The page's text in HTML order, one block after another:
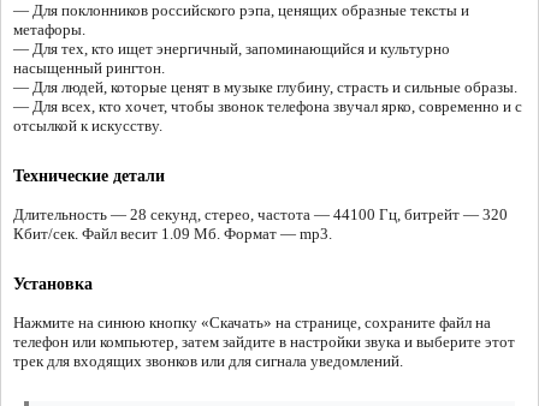
— Для поклонников российского рэпа, ценящих образные тексты и
метафоры.
— Для тех, кто ищет энергичный, запоминающийся и культурно
насыщенный рингтон.
— Для людей, которые ценят в музыке глубину, страсть и сильные образы.
— Для всех, кто хочет, чтобы звонок телефона звучал ярко, современно и с
отсылкой к искусству.
Технические детали
Длительность — 28 секунд, стерео, частота — 44100 Гц, битрейт — 320
Кбит/сек. Файл весит 1.09 Мб. Формат — mp3.
Установка
Нажмите на синюю кнопку «Скачать» на странице, сохраните файл на
телефон или компьютер, затем зайдите в настройки звука и выберите этот
трек для входящих звонков или для сигнала уведомлений.